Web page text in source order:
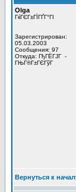
Olga
ГќГЄГ±ГЇГҐГ°ГІ
Зарегистрирован:
05.03.2003
Сообщения: 97
Откуда: ГђГЁГЈГ -
ГЊГ®Г±ГЄГўГ
Вернуться к